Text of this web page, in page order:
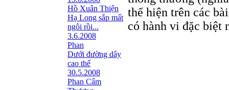
Hồ Xuân Thiện
Hạ Long sắp mất
ngôi rồi...
3.6.2008
Phan
Dưới đường dây
cao thế
30.5.2008
Phan Cẩm
thể hiện trên các
có hành vi đặc biệt